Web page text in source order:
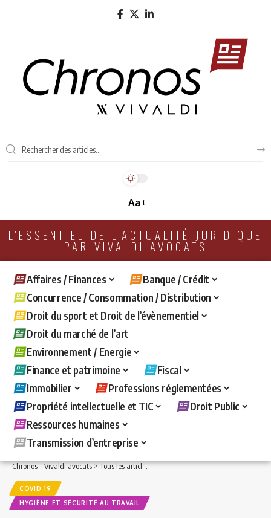
Aa
L'ESSENTIEL DE L'ACTUALITÉ JURIDIQUE
PAR VIVALDI AVOCATS
Affaires / Finances
Banque / Crédit
Concurrence / Consommation / Distribution
Droit du sport et Droit de l’évènementiel
Droit du marché de l’art
Environnement / Energie
Finance et patrimoine
Fiscal
Immobilier
Professions réglementées
Propriété intellectuelle et TIC
Droit Public
Ressources humaines
Transmission d’entreprise
Chronos - Vivaldi avocats>Tous les articles >Ressources humaines>Hygiène et
COVID 19
HYGIÈNE ET SÉCURITÉ AU TRAVAIL